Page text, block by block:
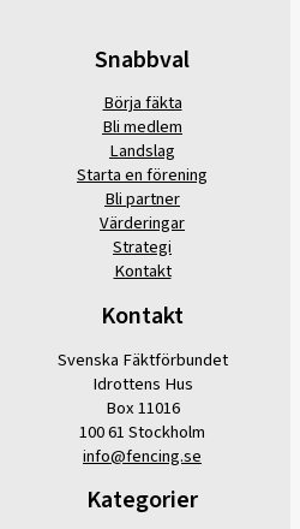
Snabbval
Börja fäkta
Bli medlem
Landslag
Starta en förening
Bli partner
Värderingar
Strategi
Kontakt
Kontakt
Svenska Fäktförbundet
Idrottens Hus
Box 11016
100 61 Stockholm
info@fencing.se
Kategorier